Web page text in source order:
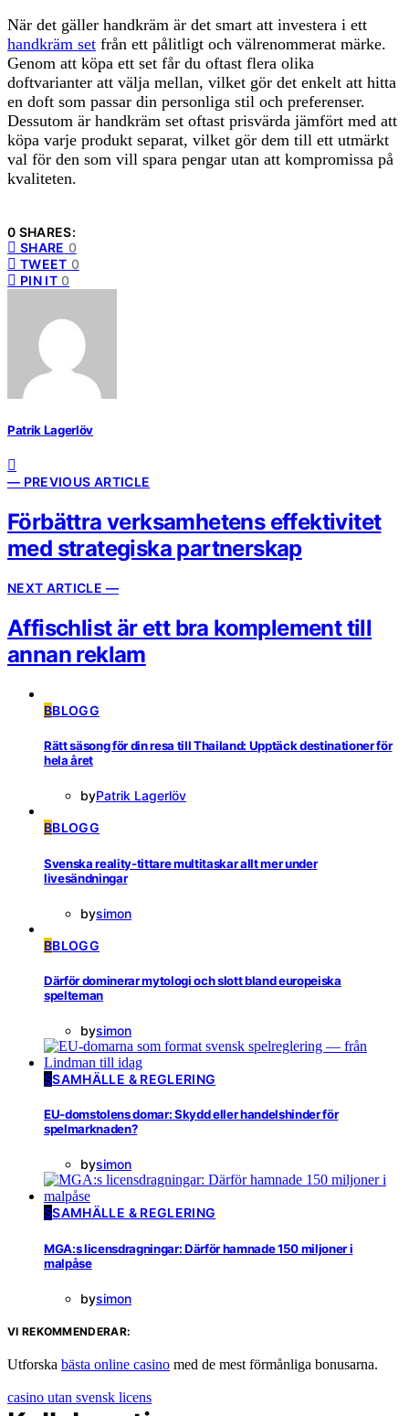
När det gäller handkräm är det smart att investera i ett
handkräm set från ett pålitligt och välrenommerat märke.
Genom att köpa ett set får du oftast flera olika
doftvarianter att välja mellan, vilket gör det enkelt att hitta
en doft som passar din personliga stil och preferenser.
Dessutom är handkräm set oftast prisvärda jämfört med att
köpa varje produkt separat, vilket gör dem till ett utmärkt
val för den som vill spara pengar utan att kompromissa på
kvaliteten.
0 SHARES:
SHARE 0
TWEET 0
PIN IT 0
Patrik Lagerlöv
— PREVIOUS ARTICLE
Förbättra verksamhetens effektivitet
med strategiska partnerskap
NEXT ARTICLE —
Affischlist är ett bra komplement till
annan reklam
BBLOGG
Rätt säsong för din resa till Thailand: Upptäck destinationer för
hela året
byPatrik Lagerlöv
BBLOGG
Svenska reality-tittare multitaskar allt mer under
livesändningar
bysimon
BBLOGG
Därför dominerar mytologi och slott bland europeiska
spelteman
bysimon
SSAMHÄLLE & REGLERING
EU-domstolens domar: Skydd eller handelshinder för
spelmarknaden?
bysimon
SSAMHÄLLE & REGLERING
MGA:s licensdragningar: Därför hamnade 150 miljoner i
malpåse
bysimon
VI REKOMMENDERAR:
Utforska bästa online casino med de mest förmånliga bonusarna.
casino utan svensk licens